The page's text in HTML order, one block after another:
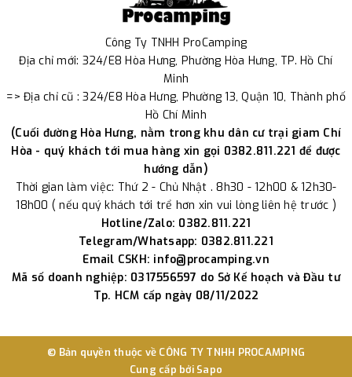
Công Ty TNHH ProCamping
Địa chỉ mới: 324/E8 Hòa Hưng, Phường Hòa Hưng, TP. Hồ Chí
Minh
=> Địa chỉ cũ : 324/E8 Hòa Hưng, Phường 13, Quận 10, Thành phố
Hồ Chí Minh
(Cuối đường Hòa Hưng, nằm trong khu dân cư trại giam Chí
Hòa - quý khách tới mua hàng xin gọi 0382.811.221 để được
hướng dẫn)
Thời gian làm việc: Thứ 2 - Chủ Nhật . 8h30 - 12h00 & 12h30-
18h00 ( nếu quý khách tới trể hơn xin vui lòng liên hệ trước )
Hotline/Zalo: 0382.811.221
Telegram/Whatsapp: 0382.811.221
Email CSKH: info@procamping.vn
Mã số doanh nghiệp: 0317556597 do Sở Kế hoạch và Đầu tư
Tp. HCM cấp ngày 08/11/2022
© Bản quyền thuộc về CÔNG TY TNHH PROCAMPING
Cung cấp bởi Sapo